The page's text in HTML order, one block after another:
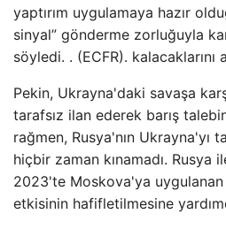
yaptırım uygulamaya hazır
sinyal” gönderme zorluğuyla
söyledi. . (ECFR). kalacaklarını
Pekin, Ukrayna'daki savaşa
tarafsız ilan ederek barış
rağmen, Rusya'nın Ukrayna'yı
hiçbir zaman kınamadı. Rusya
2023'te Moskova'ya uygulanan
etkisinin hafifletilmesine